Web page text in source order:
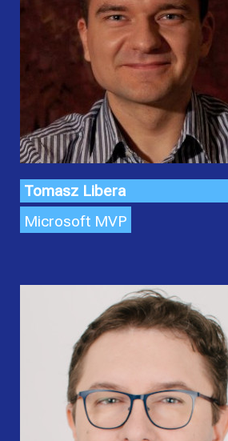
Tomasz Libera
Microsoft MVP